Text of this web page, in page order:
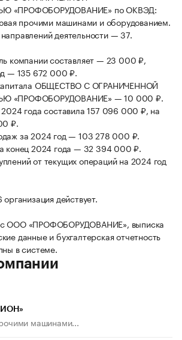
«ПРОФОБОРУДОВАНИЕ» по ОКВЭД:
прочими машинами и оборудованием.
деятельности — 37.
компании составляет — 23 000 ₽,
— 135 672 000 ₽.
капитала ОБЩЕСТВО С ОГРАНИЧЕННОЙ
«ПРОФОБОРУДОВАНИЕ» — 10 000 ₽.
года составила 157 096 000 ₽, на
₽.
за 2024 год — 103 278 000 ₽.
конец 2024 года — 32 394 000 ₽.
от текущих операций на 2024 год
действует.
ООО «ПРОФОБОРУДОВАНИЕ», выписка
данные и бухгалтерская отчетность
в системе.
машинами...